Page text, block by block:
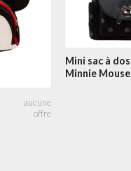
Mini sac à dos
Minnie Mouse